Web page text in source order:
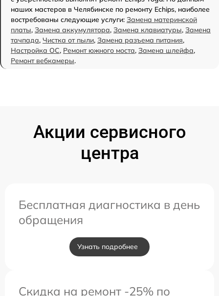
наших мастеров в Челябинске по ремонту Echips, наиболее
востребованы следующие услуги: Замена материнской
платы, Замена аккумулятора, Замена клавиатуры, Замена
тачпада, Чистка от пыли, Замена разъема питания,
Настройка ОС, Ремонт южного моста, Замена шлейфа,
Ремонт вебкамеры.
Акции сервисного
центра
Бесплатная диагностика в день
обращения
Узнать подробнее
Скидка на ремонт -25% по